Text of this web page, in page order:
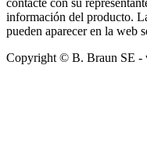
contacte con su
información del producto.
pueden aparecer en la web
Copyright © B. Braun SE -